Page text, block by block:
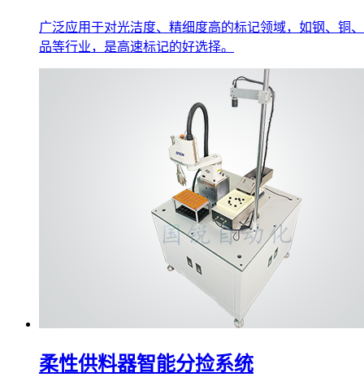
广泛应用于对光洁度、精细度高的标记领域，如钢、铜
品等行业，是高速标记的好选择。
柔性供料器智能分捡系统